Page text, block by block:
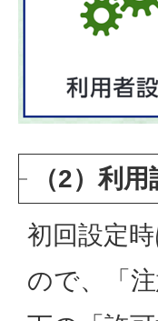
（2）利
初回設定
ので、「